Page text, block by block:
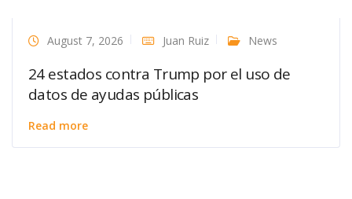
August 7, 2026 Juan Ruiz News
24 estados contra Trump por el uso de
datos de ayudas públicas
Read more